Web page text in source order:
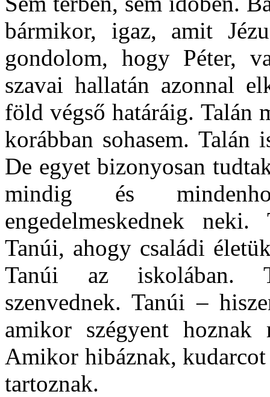
bármikor, igaz, amit
gondolom, hogy Péter,
szavai hallatán azonnal
föld végső határáig. Talán
korábban sohasem. Talán
De egyet bizonyosan
mindig és
engedelmeskednek
Tanúi, ahogy családi
Tanúi az iskolában.
szenvednek. Tanúi –
amikor szégyent
Amikor hibáznak,
tartoznak.